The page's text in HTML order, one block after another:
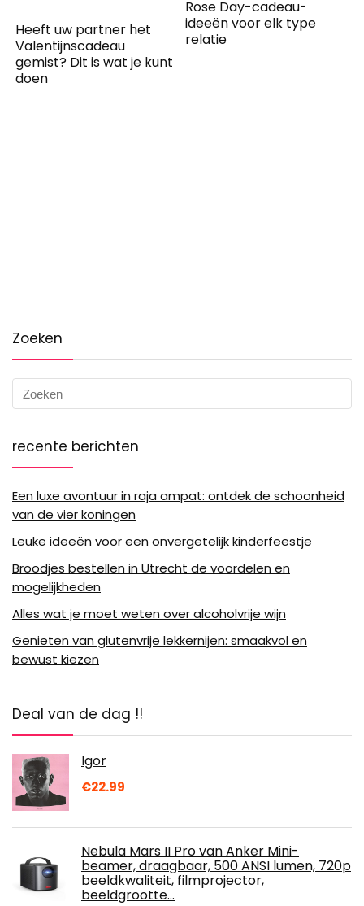
Heeft uw partner het
Valentijnscadeau
gemist? Dit is wat je kunt
doen
Rose Day-cadeau-
ideeën voor elk type
relatie
Zoeken
recente berichten
Een luxe avontuur in raja ampat: ontdek de schoonheid
van de vier koningen
Leuke ideeën voor een onvergetelijk kinderfeestje
Broodjes bestellen in Utrecht de voordelen en
mogelijkheden
Alles wat je moet weten over alcoholvrije wijn
Genieten van glutenvrije lekkernijen: smaakvol en
bewust kiezen
Deal van de dag !!
Igor
€22.99
Nebula Mars II Pro van Anker Mini-
beamer, draagbaar, 500 ANSI lumen, 720p
beeldkwaliteit, filmprojector,
beeldgrootte…